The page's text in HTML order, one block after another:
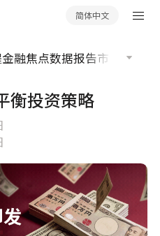
简体中文
金融焦点数据报告市场分析
衡投资策略